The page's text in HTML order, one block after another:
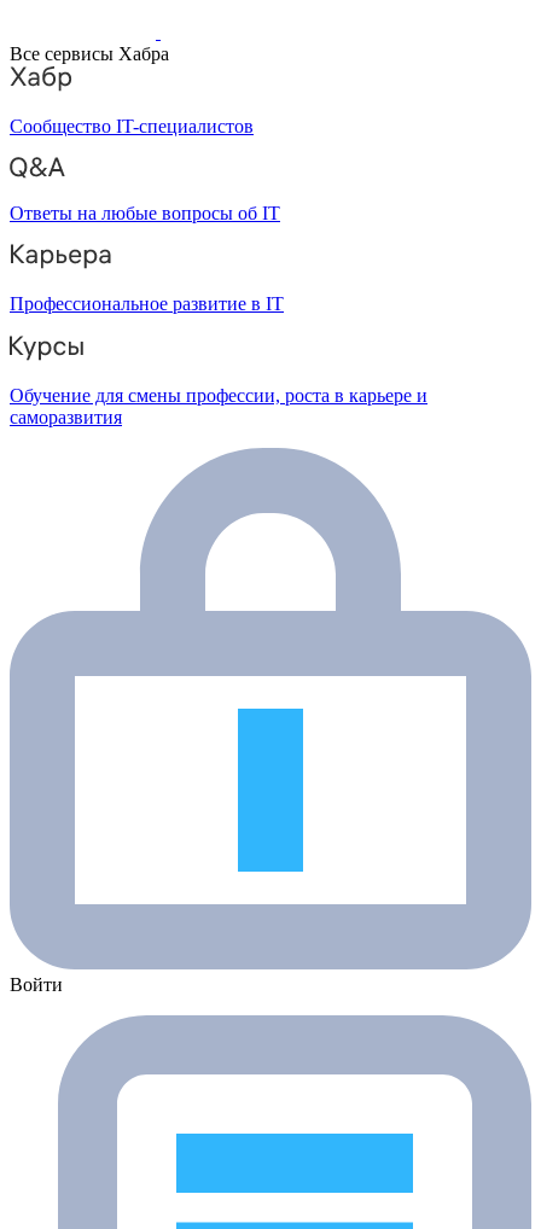
Все сервисы Хабра
Сообщество IT-специалистов
Ответы на любые вопросы об IT
Профессиональное развитие в IT
Обучение для смены профессии, роста в карьере и
саморазвития
Войти